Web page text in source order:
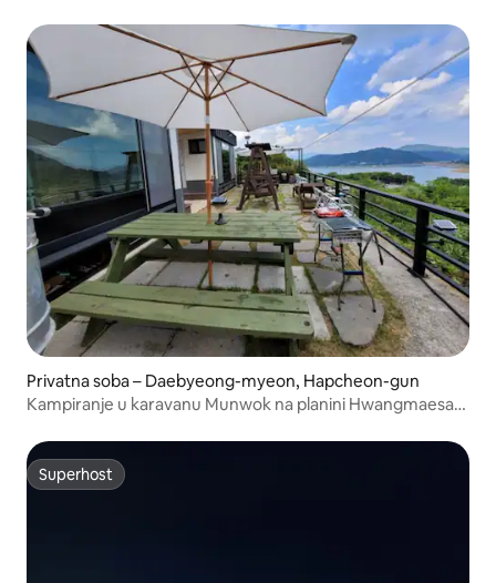
Maksimalno 12 osobe, 3 kupaonice, 3 spavaće sobe, 3
kuhinje
Privatna soba – Daebyeong-myeon, Hapcheon-gun
Kampiranje u karavanu Munwok na planini Hwangmaesan
Superhost
Superhost